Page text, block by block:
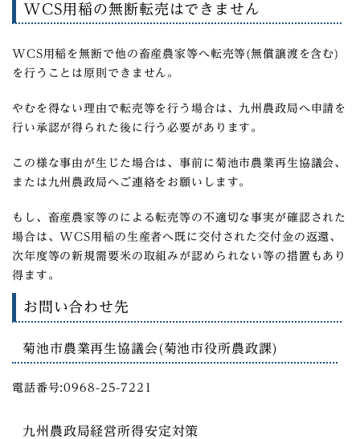
WCS用稲の無断転売はできません
WCS用稲を無断で他の畜産農家等へ転売等(無償譲渡を含む)
を行うことは原則できません。
やむを得ない理由で転売等を行う場合は、九州農政局へ申請を
行い承認が得られた後に行う必要があります。
この様な事由が生じた場合は、事前に菊池市農業再生協議会、
または九州農政局へご連絡をお願いします。
もし、 畜産農家等のによる転売等の不適切な事実が確認された
場合は、WCS用稲の生産者へ既に交付された交付金の返還、
次年度等の新規需要米の取組みが認められない等の措置もあり
得ます。
お問い合わせ先
菊池市農業再生協議会(菊池市役所農政課)
電話番号:0968-25-7221
九州農政局経営所得安定対策